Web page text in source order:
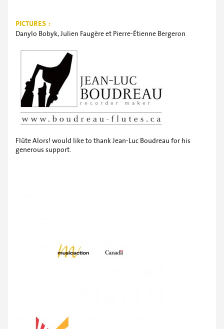
PICTURES :
Danylo Bobyk, Julien Faugère et Pierre-Étienne Bergeron
Flûte Alors! would like to thank Jean-Luc Boudreau for his
generous support.